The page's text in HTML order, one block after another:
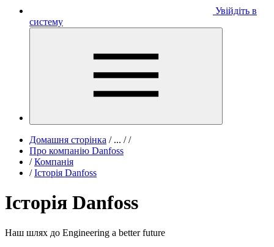
Увійдіть в
систему
Домашня сторінка /... / /
Про компанію Danfoss
/ Компанія
/ Історія Danfoss
Історія Danfoss
Наш шлях до Engineering a better future